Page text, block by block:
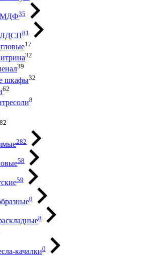
МДФ35
81
17
32
39
шкафы32
62
8
282
58
59
0
8
качалки0